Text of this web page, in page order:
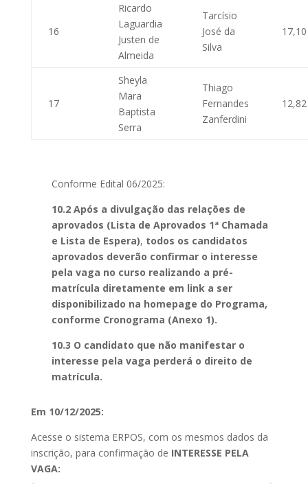
16
Ricardo
Laguardia
Justen de
Almeida
Tarcísio
José da
Silva
17,10
17
Sheyla
Mara
Baptista
Serra
Thiago
Fernandes
Zanferdini
12,82
Conforme Edital 06/2025:
10.2 Após a divulgação das relações de
aprovados (Lista de Aprovados 1ª Chamada
e Lista de Espera), todos os candidatos
aprovados deverão confirmar o interesse
pela vaga no curso realizando a pré-
matrícula diretamente em link a ser
disponibilizado na homepage do Programa,
conforme Cronograma (Anexo 1).
10.3 O candidato que não manifestar o
interesse pela vaga perderá o direito de
matrícula.
Em 10/12/2025:
Acesse o sistema ERPOS, com os mesmos dados da
inscrição, para confirmação de INTERESSE PELA
VAGA: